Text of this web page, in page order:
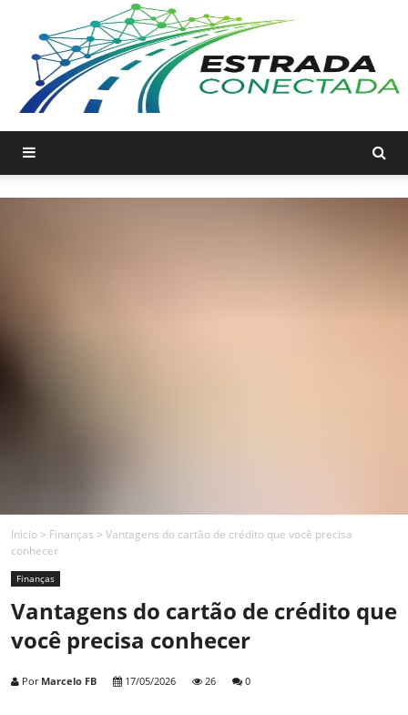
Inicio > Finanças > Vantagens do cartão de crédito que você precisa
conhecer
Finanças
Vantagens do cartão de crédito que
você precisa conhecer
Por Marcelo FB 17/05/2026 26 0